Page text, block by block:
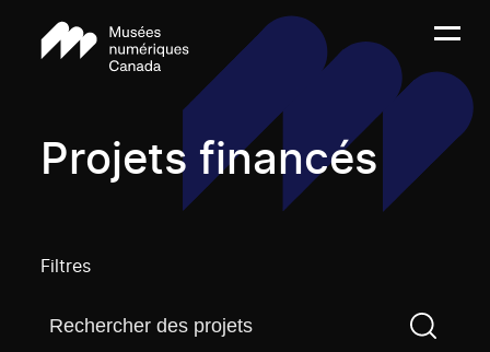
Projets financés
Filtres
Trouvez un projetVous devez saisir un terme de